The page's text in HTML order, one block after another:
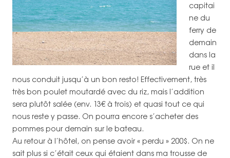
capitai
ne du
ferry de
demain
dans la
rue et il
nous conduit jusqu’à un bon resto! Effectivement, très
très bon poulet moutardé avec du riz, mais l’addition
sera plutôt salée (env. 13€ à trois) et quasi tout ce qui
nous reste y passe. On pourra encore s’acheter des
pommes pour demain sur le bateau.
Au retour à l’hôtel, on pense avoir « perdu » 200$. On ne
sait plus si c’était ceux qui étaient dans ma trousse de